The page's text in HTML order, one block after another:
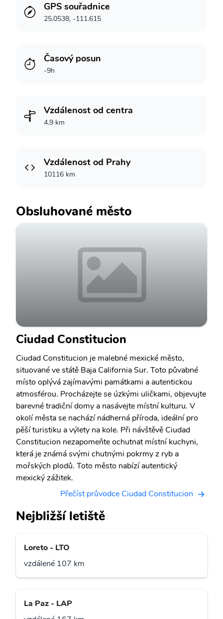
GPS souřadnice
25.0538, -111.615
Časový posun
-9h
Vzdálenost od centra
4.9 km
Vzdálenost od Prahy
10116 km
Obsluhované město
Ciudad Constitucion
Ciudad Constitucion je malebné mexické město,
situované ve státě Baja California Sur. Toto půvabné
místo oplývá zajímavými památkami a autentickou
atmosférou. Procházejte se úzkými uličkami, objevujte
barevné tradiční domy a nasávejte místní kulturu. V
okolí města se nachází nádherná příroda, ideální pro
pěší turistiku a výlety na kole. Při návštěvě Ciudad
Constitucion nezapomeňte ochutnat místní kuchyni,
která je známá svými chutnými pokrmy z ryb a
mořských plodů. Toto město nabízí autentický
mexický zážitek.
Přečíst průvodce Ciudad Constitucion
Nejbližší letiště
Loreto - LTO
vzdálené 107 km
La Paz - LAP